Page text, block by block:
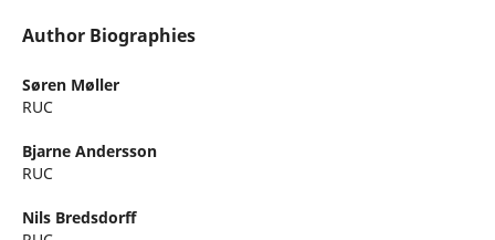
Author Biographies
Søren Møller
RUC
Bjarne Andersson
RUC
Nils Bredsdorff